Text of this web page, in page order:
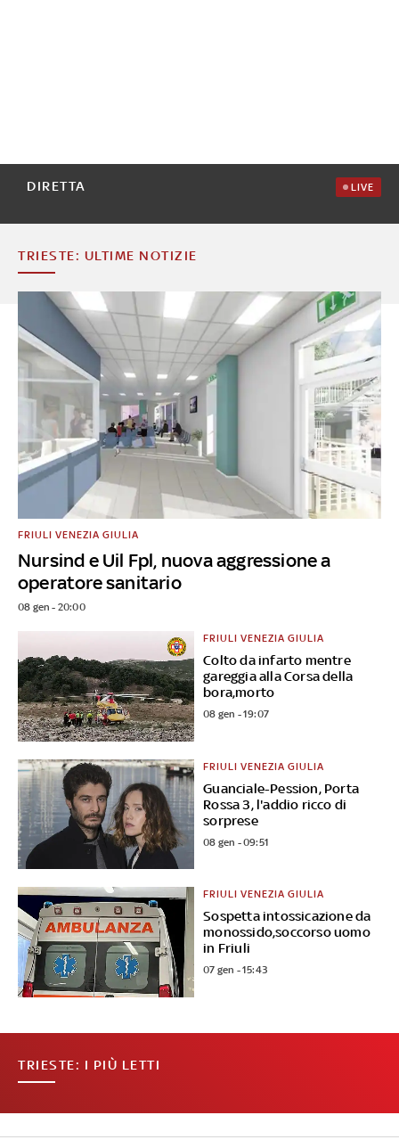
DIRETTA LIVE
TRIESTE: ULTIME NOTIZIE
Nursind e Uil Fpl, nuova aggressione a
operatore sanitario
FRIULI VENEZIA GIULIA
08 gen - 20:00
Colto da infarto mentre
gareggia alla Corsa della
bora,morto
FRIULI VENEZIA GIULIA
08 gen - 19:07
Guanciale-Pession, Porta
Rossa 3, l'addio ricco di
sorprese
FRIULI VENEZIA GIULIA
08 gen - 09:51
Sospetta intossicazione da
monossido,soccorso uomo
in Friuli
FRIULI VENEZIA GIULIA
07 gen - 15:43
TRIESTE: I PIÙ LETTI